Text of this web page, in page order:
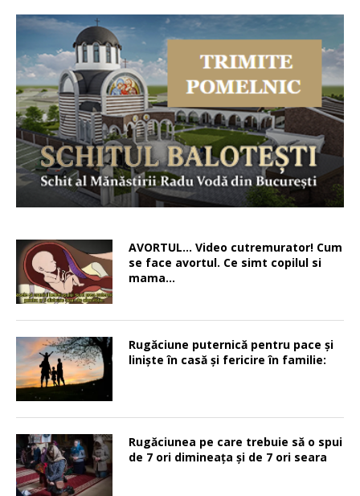
AVORTUL… Video cutremurator! Cum
se face avortul. Ce simt copilul si
mama…
Rugăciune puternică pentru pace şi
linişte în casă şi fericire în familie:
Rugăciunea pe care trebuie să o spui
de 7 ori dimineața și de 7 ori seara